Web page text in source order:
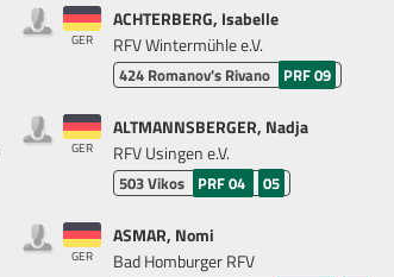
GER
ACHTERBERG, Isabelle
RFV Wintermühle e.V.
424 Romanov's Rivano PRF 09
GER
ALTMANNSBERGER, Nadja
RFV Usingen e.V.
503Vikos PRF 04 05
GER
ASMAR, Nomi
Bad Homburger RFV